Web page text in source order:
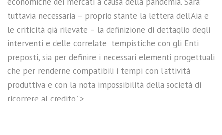
tuttavia necessaria – proprio stante la lettera dell’Aia e
le criticità già rilevate – la definizione di dettaglio degli
interventi e delle correlate tempistiche con gli Enti
preposti, sia per definire i necessari elementi progettuali
che per renderne compatibili i tempi con l’attività
produttiva e con la nota impossibilità della società di
ricorrere al credito.”>